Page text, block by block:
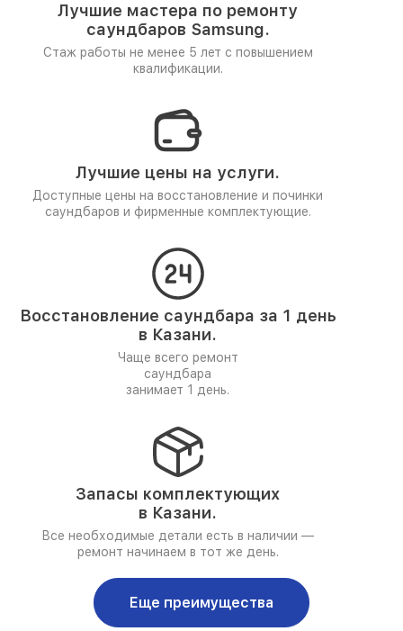
Лучшие мастера по ремонту
саундбаров Samsung.
Стаж работы не менее 5 лет с повышением
квалификации.
Лучшие цены на услуги.
Доступные цены на восстановление и починки
саундбаров и фирменные комплектующие.
Восстановление саундбара за 1 день
в Казани.
Чаще всего ремонт
саундбара
занимает 1 день.
Запасы комплектующих
в Казани.
Все необходимые детали есть в наличии —
ремонт начинаем в тот же день.
Еще преимущества